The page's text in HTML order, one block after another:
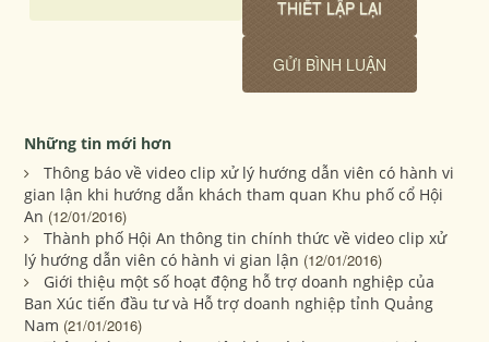
Những tin mới hơn
Thông báo về video clip xử lý hướng dẫn viên có hành vi
gian lận khi hướng dẫn khách tham quan Khu phố cổ Hội
An (12/01/2016)
Thành phố Hội An thông tin chính thức về video clip xử
lý hướng dẫn viên có hành vi gian lận (12/01/2016)
Giới thiệu một số hoạt động hỗ trợ doanh nghiệp của
Ban Xúc tiến đầu tư và Hỗ trợ doanh nghiệp tỉnh Quảng
Nam (21/01/2016)